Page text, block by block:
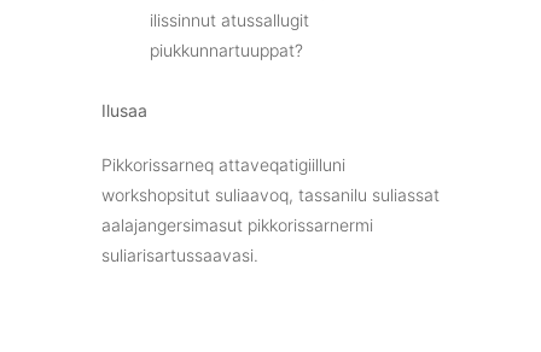
ilissinnut atussallugit
piukkunnartuuppat?
Ilusaa
Pikkorissarneq attaveqatigiilluni
workshopsitut suliaavoq, tassanilu suliassat
aalajangersimasut pikkorissarnermi
suliarisartussaavasi.